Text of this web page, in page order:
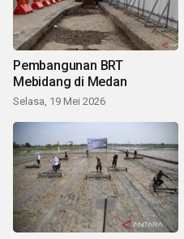
Pembangunan BRT
Mebidang di Medan
Selasa, 19 Mei 2026